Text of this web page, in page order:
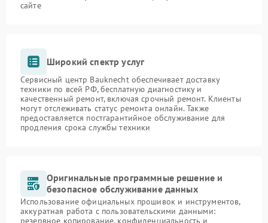
сайте
Широкий спектр услуг
Сервисный центр Bauknecht обеспечивает доставку
техники по всей РФ, бесплатную диагностику и
качественный ремонт, включая срочный ремонт. Клиенты
могут отслеживать статус ремонта онлайн. Также
предоставляется постгарантийное обслуживание для
продления срока службы техники
Оригинальные программные решение и
безопасное обслуживание данных
Использование официальных прошивок и инструментов,
аккуратная работа с пользовательскими данными:
резервное копирование, конфиденциальность и